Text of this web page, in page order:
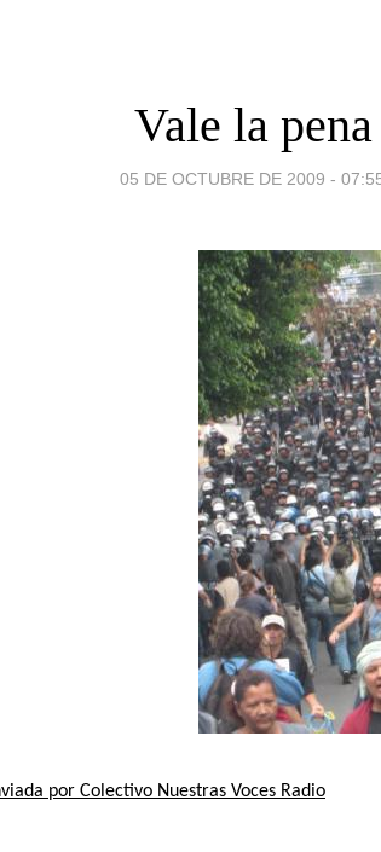
Vale la
05 DE OCTUBRE DE 2009 -
por Colectivo Nuestras Voces Radio